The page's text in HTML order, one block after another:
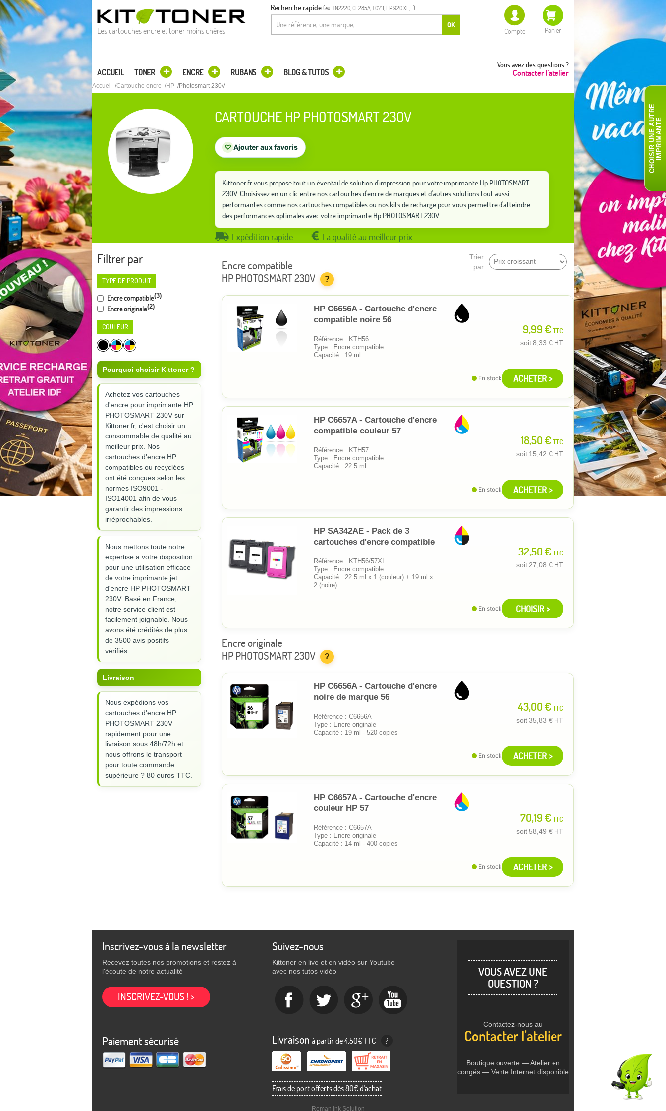
Les cartouches encre et toner moins chères
Recherche rapide (ex: TN2220, CE285A, T0711, HP 920 XL,...)
OK
Compte Panier
Vous avez des questions ?
Contacter l'atelier
ACCUEIL TONER ENCRE RUBANS BLOG & TUTOS
Accueil Cartouche encre HP Photosmart 230V
CARTOUCHE HP PHOTOSMART 230V
♡ Ajouter aux favoris
Kittoner.fr vous propose tout un éventail de solution d'impression pour votre imprimante Hp PHOTOSMART
230V. Choisissez en un clic entre nos cartouches d'encre de marques et d'autres solutions tout aussi
performantes comme nos cartouches compatibles ou nos kits de recharge pour vous permettre d'atteindre
des performances optimales avec votre imprimante Hp PHOTOSMART 230V.
Expédition rapide La qualité au meilleur prix
Filtrer par
TYPE DE PRODUIT
Encre compatible(3)
Encre originale(2)
COULEUR
Pourquoi choisir Kittoner ?
Achetez vos cartouches
d'encre pour imprimante HP
PHOTOSMART 230V sur
Kittoner.fr, c'est choisir un
consommable de qualité au
meilleur prix. Nos
cartouches d'encre HP
compatibles ou recyclées
ont été conçues selon les
normes ISO9001 -
ISO14001 afin de vous
garantir des impressions
irréprochables.
Nous mettons toute notre
expertise à votre disposition
pour une utilisation efficace
de votre imprimante jet
d'encre HP PHOTOSMART
230V. Basé en France,
notre service client est
facilement joignable. Nous
avons été crédités de plus
de 3500 avis positifs
vérifiés.
Livraison
Nous expédions vos
cartouches d'encre HP
PHOTOSMART 230V
rapidement pour une
livraison sous 48h/72h et
nous offrons le transport
pour toute commande
supérieure ? 80 euros TTC.
Trier
par
Encre compatible
HP PHOTOSMART 230V
?
HP C6656A - Cartouche d'encre
compatible noire 56
Référence : KTH56
Type : Encre compatible
Capacité : 19 ml
9,99 €TTC
soit8,33 € HT
En stock ACHETER >
HP C6657A - Cartouche d'encre
compatible couleur 57
Référence : KTH57
Type : Encre compatible
Capacité : 22.5 ml
18,50 €TTC
soit 15,42 € HT
En stock ACHETER >
HP SA342AE - Pack de 3
cartouches d'encre compatible
Référence : KTH56/57XL
Type : Encre compatible
Capacité : 22.5 ml x 1 (couleur) + 19 ml x
2 (noire)
32,50 €TTC
soit 27,08 € HT
En stock CHOISIR >
Encre originale
HP PHOTOSMART 230V
?
HP C6656A - Cartouche d'encre
noire de marque 56
Référence : C6656A
Type : Encre originale
Capacité : 19 ml - 520 copies
43,00 €TTC
soit35,83 € HT
En stock ACHETER >
HP C6657A - Cartouche d'encre
couleur HP 57
Référence : C6657A
Type : Encre originale
Capacité : 14 ml - 400 copies
70,19 €TTC
soit 58,49 € HT
En stock ACHETER >
Inscrivez-vous à la newsletter
Recevez toutes nos promotions et restez à
l'écoute de notre actualité
INSCRIVEZ-VOUS ! >
Paiement sécurisé
Suivez-nous
Kittoner en live et en vidéo sur Youtube
avec nos tutos vidéo
Livraison à partir de 4,50€ TTC ?
Frais de port offerts dès 80€ d'achat
VOUS AVEZ UNE
QUESTION ?
Contactez-nous au
Contacter l'atelier
Boutique ouverte — Atelier en
congés — Vente Internet disponible
Reman Ink Solution
C
H
O
I
S
I
R
U
N
E
AU
T
R
E
I
M
P
R
I
M
A
N
TE